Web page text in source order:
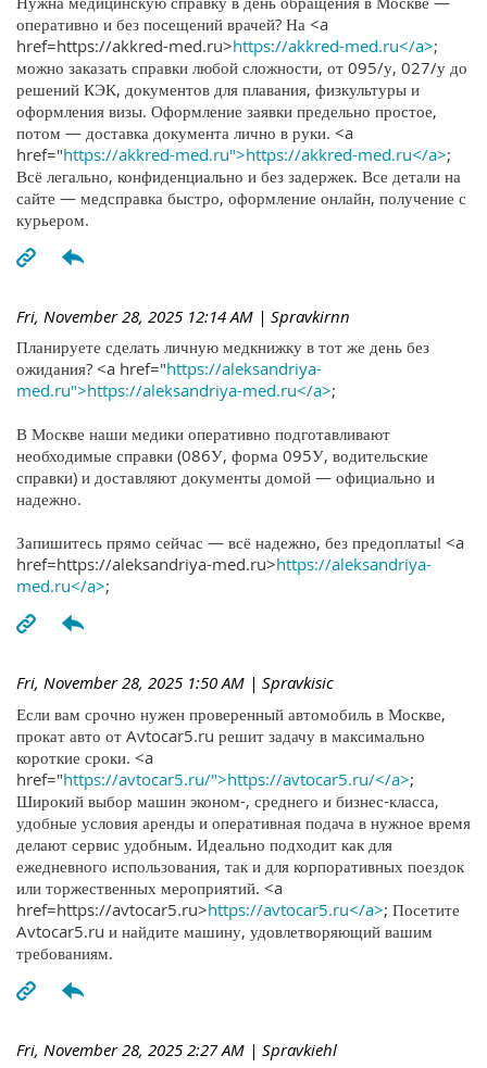
оперативно и без посещений врачей? На <a
href=https://akkred-med.ru>https://akkred-med.ru</a>;
можно заказать справки любой сложности, от 095/у, 027/у до
решений КЭК, документов для плавания, физкультуры и
оформления визы. Оформление заявки предельно простое,
потом — доставка документа лично в руки. <a
href="https://akkred-med.ru">https://akkred-med.ru</a>;
Всё легально, конфиденциально и без задержек. Все детали на
сайте — медсправка быстро, оформление онлайн, получение с
курьером.
Fri, November 28, 2025 12:14 AM | Spravkirnn
Планируете сделать личную медкнижку в тот же день без
ожидания? <a href="https://aleksandriya-
med.ru">https://aleksandriya-med.ru</a>;
В Москве наши медики оперативно подготавливают
необходимые справки (086У, форма 095У, водительские
справки) и доставляют документы домой — официально и
надежно.
Запишитесь прямо сейчас — всё надежно, без предоплаты! <a
href=https://aleksandriya-med.ru>https://aleksandriya-
med.ru</a>;
Fri, November 28, 2025 1:50 AM | Spravkisic
Если вам срочно нужен проверенный автомобиль в Москве,
прокат авто от Avtocar5.ru решит задачу в максимально
короткие сроки. <a
href="https://avtocar5.ru/">https://avtocar5.ru/</a>;
Широкий выбор машин эконом-, среднего и бизнес-класса,
удобные условия аренды и оперативная подача в нужное время
делают сервис удобным. Идеально подходит как для
ежедневного использования, так и для корпоративных поездок
или торжественных мероприятий. <a
href=https://avtocar5.ru>https://avtocar5.ru</a>; Посетите
Avtocar5.ru и найдите машину, удовлетворяющий вашим
требованиям.
Fri, November 28, 2025 2:27 AM | Spravkiehl